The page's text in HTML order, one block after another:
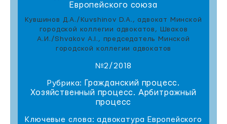
Европейского союза
Кувшинов Д.А./Kuvshinov D.A., адвокат Минской
городской коллегии адвокатов, Шваков
А.И./Shvakov A.I., председатель Минской
городской коллегии адвокатов
№2/2018
Рубрика: Гражданский процесс.
Хозяйственный процесс. Арбитражный
процесс
Ключевые слова: адвокатура Европейского